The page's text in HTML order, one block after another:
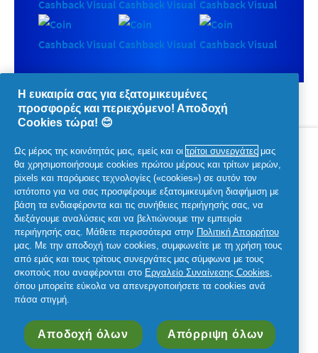
Σχετικά με την P&G
Νομικά
Ακολουθήστε μας
δικαιώματος. Η χρήση και η πρόσβαση στις πληροφορίες σε
αυτόν τον ιστότοπο υπόκειται στους όρους και τις
Η ευκαιρία σας για εξατομικευμένες
προσφορές και περιεχόμενο! Αποδοχή
Cookies τώρα! 😊
Ως μέρος της κοινότητάς μας, εμείς και οι τρίτοι συνεργάτες μας
θα χρησιμοποιήσουμε cookies πρώτου μέρους και τρίτων μερών,
pixels και παρόμοιες τεχνολογίες («cookies») σε αυτόν τον
ιστότοπο για να σας προσφέρουμε εξατομικευμένη διαφήμιση με
βάση τα ενδιαφέροντα και τις συνήθειες περιήγησής σας, να
διεξάγουμε αναλύσεις και να βελτιώνουμε την εμπειρία
περιήγησής σας. Μάθετε περισσότερα στην Πολιτική Απορρήτου
μας. Με την αποδοχή των cookies, συμφωνείτε με τη χρήση τους
από εμάς και τους τρίτους συνεργάτες μας σύμφωνα με τους
σκοπούς που αναφέρονται στο Εργαλείο Συναίνεσης Cookies,
όπου μπορείτε εύκολα να απενεργοποιήσετε τα cookies ανά
πάσα στιγμή.
Αποδοχή όλων Απόρριψη όλων